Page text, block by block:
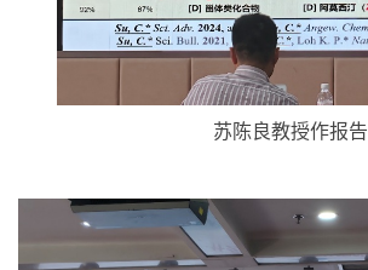
苏陈良教授作报告